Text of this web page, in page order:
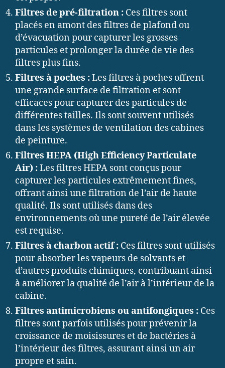
Filtres de pré-filtration : Ces filtres sont
placés en amont des filtres de plafond ou
d’évacuation pour capturer les grosses
particules et prolonger la durée de vie des
filtres plus fins.
Filtres à poches :Les filtres à poches offrent
une grande surface de filtration et sont
efficaces pour capturer des particules de
différentes tailles. Ils sont souvent utilisés
dans les systèmes de ventilation des cabines
de peinture.
Filtres HEPA (High Efficiency Particulate
Air) :Les filtres HEPA sont conçus pour
capturer les particules extrêmement fines,
offrant ainsi une filtration de l’air de haute
qualité. Ils sont utilisés dans des
environnements où une pureté de l’air élevée
est requise.
Filtres à charbon actif : Ces filtres sont utilisés
pour absorber les vapeurs de solvants et
d’autres produits chimiques, contribuant ainsi
à améliorer la qualité de l’air à l’intérieur de la
cabine.
Filtres antimicrobiens ou antifongiques : Ces
filtres sont parfois utilisés pour prévenir la
croissance de moisissures et de bactéries à
l’intérieur des filtres, assurant ainsi un air
propre et sain.